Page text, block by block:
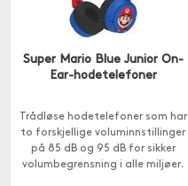
Super Mario Blue Junior On-
Ear-hodetelefoner
Trådløse hodetelefoner som har
to forskjellige voluminnstillinger
på 85 dB og 95 dB for sikker
volumbegrensning i alle miljøer.